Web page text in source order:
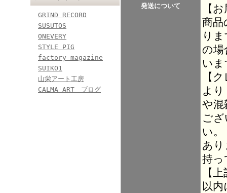
GRIND RECORD
SUSUTOS
ONEVERY
STYLE PIG
factory-magazine
SUIKO1
山栄アート工房
CALMA ART ブログ
発送について
【
商品
り
の場
い
【
よ
や混
ご
い
あ
持っ
【
以内